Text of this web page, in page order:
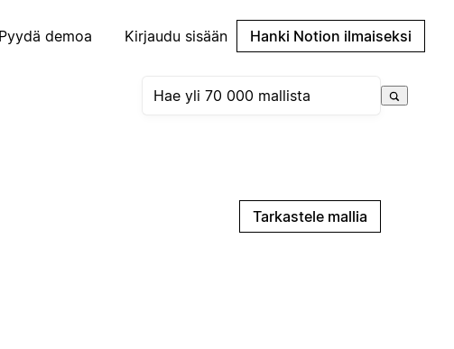
Pyydä demoa Kirjaudu sisään Hanki Notion ilmaiseksi
Tarkastele mallia